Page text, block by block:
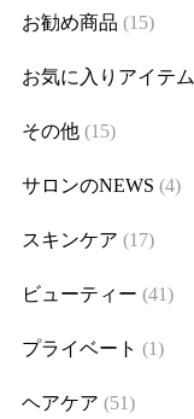
お勧め商品 (15)
お気に入りアイテム
その他 (15)
サロンのNEWS (4)
スキンケア (17)
ビューティー (41)
プライベート (1)
ヘアケア (51)